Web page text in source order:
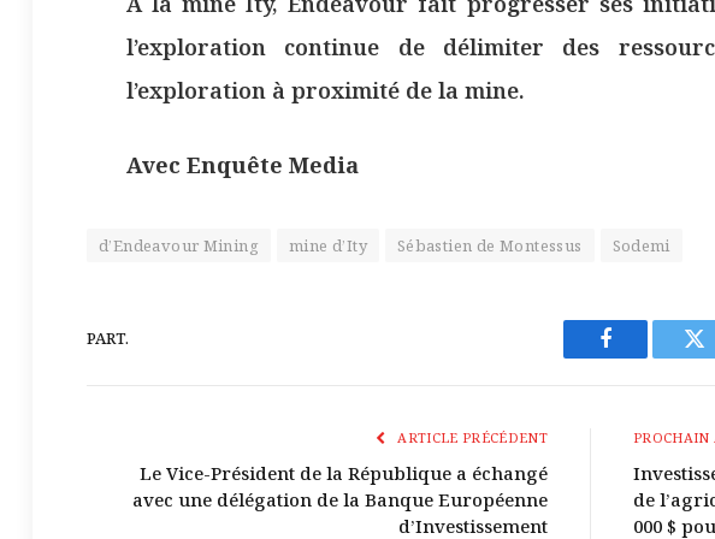
l’exploration continue de délimiter des
l’exploration à proximité de la mine.
Avec Enquête Media
d’Endeavour Mining mine d’Ity Sébastien de Montessus Sodemi
PART.
Facebook
ARTICLE PRÉCÉDENT
Le Vice-Président de la République a échangé
avec une délégation de la Banque Européenne
d’Investissement
PROCHAIN
de
000 $